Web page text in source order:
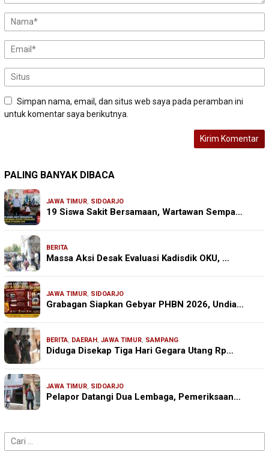
Simpan nama, email, dan situs web saya pada peramban ini
untuk komentar saya berikutnya.
PALING BANYAK DIBACA
JAWA TIMUR SIDOARJO
19 Siswa Sakit Bersamaan, Wartawan Sempa…
BERITA
Massa Aksi Desak Evaluasi Kadisdik OKU, …
JAWA TIMUR SIDOARJO
Grabagan Siapkan Gebyar PHBN 2026, Undia…
BERITA DAERAH JAWA TIMUR SAMPANG
Diduga Disekap Tiga Hari Gegara Utang Rp…
JAWA TIMUR SIDOARJO
Pelapor Datangi Dua Lembaga, Pemeriksaan…
Cari
untuk: